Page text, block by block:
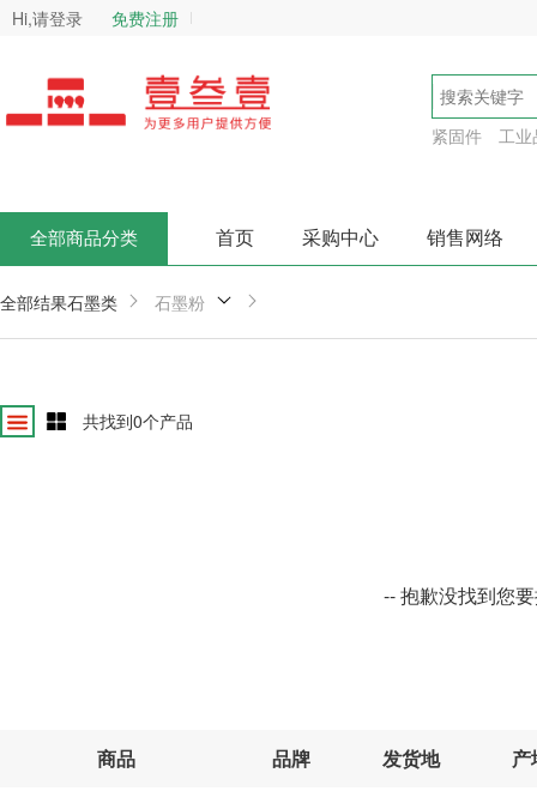
Hi,请登录 免费注册
紧固件 工业
全部商品分类 首页 采购中心 销售网络
全部结果石墨类 石墨粉
共找到0个产品
-- 抱歉没找到您
商品 品牌 发货地 产